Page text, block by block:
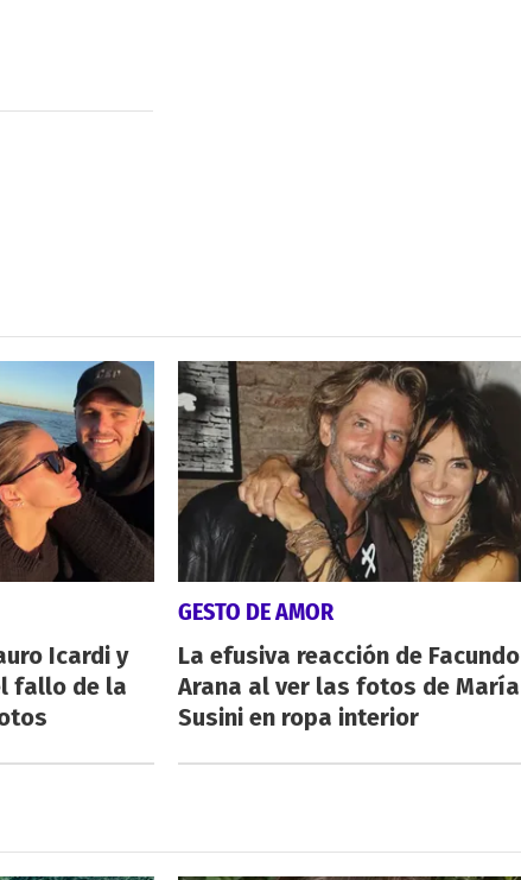
Icardi y
fallo de la
GESTO DE AMOR
La efusiva reacción de Facundo
Arana al ver las fotos de María
Susini en ropa interior